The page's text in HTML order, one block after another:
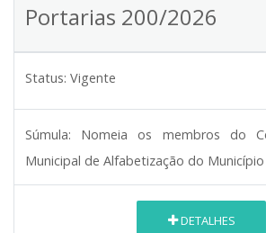
Portarias 200/2026
Status: Vigente
Súmula:
Nomeia os membros do
Municipal de Alfabetização do Município
DETALHES